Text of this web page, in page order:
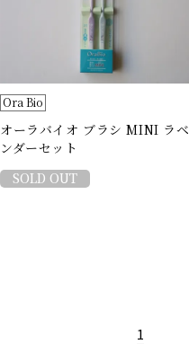
Ora Bio
オーラバイオ ブラシ MINI ラベ
ンダーセット
SOLD OUT
1